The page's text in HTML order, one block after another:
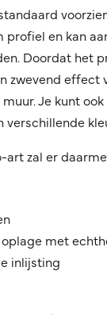
voorzien
en kan
Doordat het
zwevend effect
Je kunt
verschillende
art zal er
met
inlijsting